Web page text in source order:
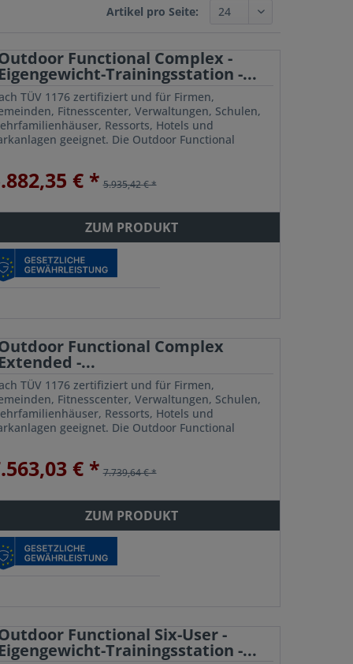
Artikel pro Seite:
Functional Complex -
Trainingsstation -...
TÜV 1176 zertifiziert und für Firmen,
Fitnesscenter, Verwaltungen, Schulen,
Ressorts, Hotels und
geeignet. Die Outdoor Functional
€ * 5.935,42 € *
ZUM PRODUKT
Functional Complex
-...
TÜV 1176 zertifiziert und für Firmen,
Fitnesscenter, Verwaltungen, Schulen,
Ressorts, Hotels und
geeignet. Die Outdoor Functional
€ * 7.739,64 € *
ZUM PRODUKT
Functional Six-User -
Trainingsstation -...